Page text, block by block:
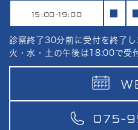
15:00-19:00
診察終了30分前に受付を終了し
火・水・土の午後は18:00で受
075-